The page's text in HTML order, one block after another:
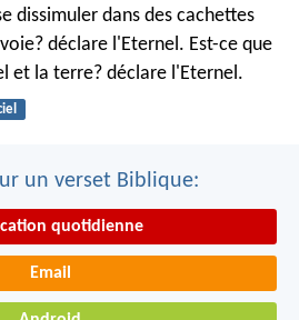
dissimuler dans des cachettes
déclare l'Eternel. Est-ce que
et la terre? déclare l'Eternel.
un verset Biblique:
quotidienne
Email